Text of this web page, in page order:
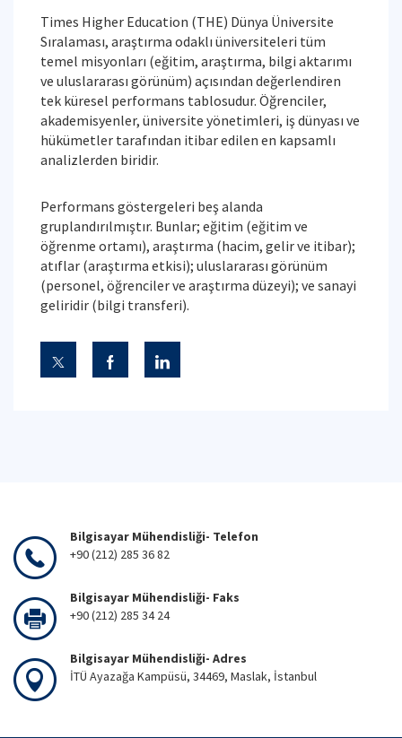
Times Higher Education (THE) Dünya Üniversite
Sıralaması, araştırma odaklı üniversiteleri tüm
temel misyonları (eğitim, araştırma, bilgi aktarımı
ve uluslararası görünüm) açısından değerlendiren
tek küresel performans tablosudur. Öğrenciler,
akademisyenler, üniversite yönetimleri, iş dünyası ve
hükümetler tarafından itibar edilen en kapsamlı
analizlerden biridir.
Performans göstergeleri beş alanda
gruplandırılmıştır. Bunlar; eğitim (eğitim ve
öğrenme ortamı), araştırma (hacim, gelir ve itibar);
atıflar (araştırma etkisi); uluslararası görünüm
(personel, öğrenciler ve araştırma düzeyi); ve sanayi
geliridir (bilgi transferi).
Bilgisayar Mühendisliği- Telefon
+90 (212) 285 36 82
Bilgisayar Mühendisliği- Faks
+90 (212) 285 34 24
Bilgisayar Mühendisliği- Adres
İTÜ Ayazağa Kampüsü, 34469, Maslak, İstanbul